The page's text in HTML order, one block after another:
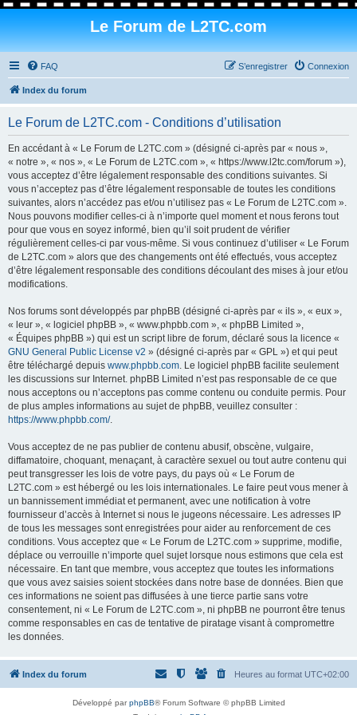
Le Forum de L2TC.com
FAQ Connexion
S’enregistrer
Index du forum
Le Forum de L2TC.com - Conditions d’utilisation
En accédant à « Le Forum de L2TC.com » (désigné ci-après par « nous »,
« notre », « nos », « Le Forum de L2TC.com », « https://www.l2tc.com/forum »),
vous acceptez d’être légalement responsable des conditions suivantes. Si
vous n’acceptez pas d’être légalement responsable de toutes les conditions
suivantes, alors n’accédez pas et/ou n’utilisez pas « Le Forum de L2TC.com ».
Nous pouvons modifier celles-ci à n’importe quel moment et nous ferons tout
pour que vous en soyez informé, bien qu’il soit prudent de vérifier
régulièrement celles-ci par vous-même. Si vous continuez d’utiliser « Le Forum
de L2TC.com » alors que des changements ont été effectués, vous acceptez
d’être légalement responsable des conditions découlant des mises à jour et/ou
modifications.
Nos forums sont développés par phpBB (désigné ci-après par « ils », « eux »,
« leur », « logiciel phpBB », « www.phpbb.com », « phpBB Limited »,
« Équipes phpBB ») qui est un script libre de forum, déclaré sous la licence «
GNU General Public License v2 » (désigné ci-après par « GPL ») et qui peut
être téléchargé depuis www.phpbb.com. Le logiciel phpBB facilite seulement
les discussions sur Internet. phpBB Limited n’est pas responsable de ce que
nous acceptons ou n’acceptons pas comme contenu ou conduite permis. Pour
de plus amples informations au sujet de phpBB, veuillez consulter :
https://www.phpbb.com/.
Vous acceptez de ne pas publier de contenu abusif, obscène, vulgaire,
diffamatoire, choquant, menaçant, à caractère sexuel ou tout autre contenu qui
peut transgresser les lois de votre pays, du pays où « Le Forum de
L2TC.com » est hébergé ou les lois internationales. Le faire peut vous mener à
un bannissement immédiat et permanent, avec une notification à votre
fournisseur d’accès à Internet si nous le jugeons nécessaire. Les adresses IP
de tous les messages sont enregistrées pour aider au renforcement de ces
conditions. Vous acceptez que « Le Forum de L2TC.com » supprime, modifie,
déplace ou verrouille n’importe quel sujet lorsque nous estimons que cela est
nécessaire. En tant que membre, vous acceptez que toutes les informations
que vous avez saisies soient stockées dans notre base de données. Bien que
ces informations ne soient pas diffusées à une tierce partie sans votre
consentement, ni « Le Forum de L2TC.com », ni phpBB ne pourront être tenus
comme responsables en cas de tentative de piratage visant à compromettre
les données.
Index du forum Heures au format UTC+02:00
Développé parphpBB® Forum Software © phpBB Limited